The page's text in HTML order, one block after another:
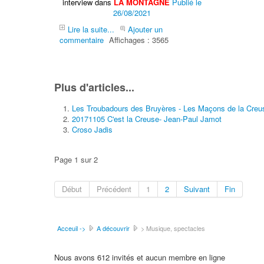
26/08/2021
Lire la suite...
Ajouter un
commentaire Affichages : 3565
Plus d'articles...
Les Troubadours des Bruyères - Les Maçons de la
20171105 C'est la Creuse- Jean-Paul Jamot
Croso Jadis
Page 1 sur 2
Début Précédent 1 2 Suivant Fin
Acceuil -> A découvrir > Musique, spectacles
Nous avons 612 invités et aucun membre en ligne